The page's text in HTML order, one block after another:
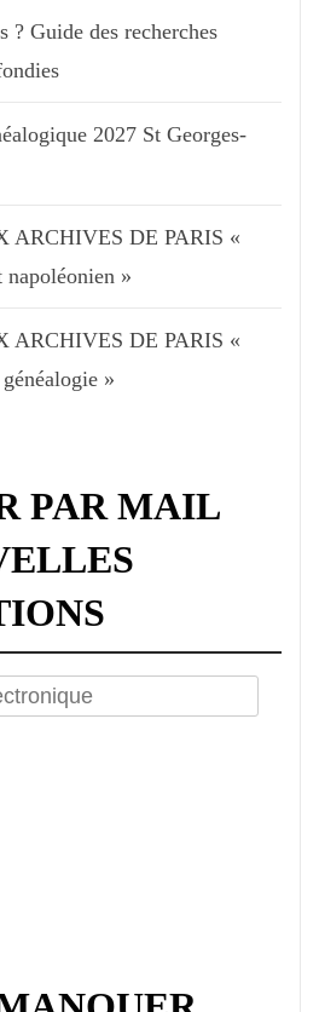
? Guide des recherches
2027 St Georges-
ARCHIVES DE PARIS «
napoléonien »
ARCHIVES DE PARIS «
»
PAR MAIL